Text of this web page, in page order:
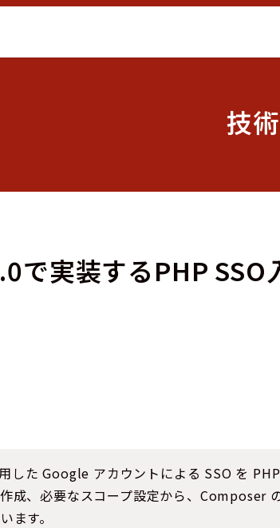
技
で実装するPHP
した Google アカウントによる SSO を
成、必要なスコープ設定から、
ます。